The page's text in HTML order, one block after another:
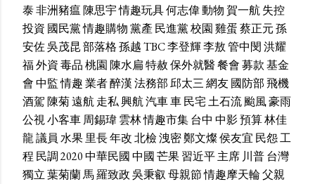
泰非洲豬瘟陳思宇情趣玩具何志偉動物賀一航失控
投資 國民黨情趣購物黨產 民進黨校園雞蛋蔡正元孫
安佐吳茂昆部落格孫越TBC李登輝李敖管中閔洪耀
福外資毒品桃園陳水扁特赦保外就醫餐會募款基金
會中監情趣業者醉漢法務部邱太三網友國防部飛機
酒駕陳菊遠航走私興航汽車車民宅土石流颱風豪雨
公視小客車周錫瑋雲林情趣市集台中 中影預算林佳
龍議員 水果里長年改北檢洩密鄭文燦侯友宜 民怨工
程 民調2020中華民國中國芒果習近平主席 川普台灣
獨立葉菊蘭馬羅致政吳秉叡母親節情趣摩天輪父親